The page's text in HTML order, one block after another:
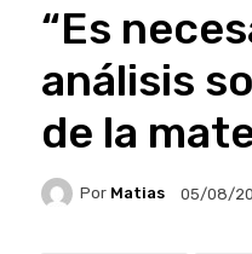
“Es
análisis
de la
Por Matias 05/08/